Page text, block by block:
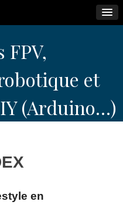
FPV,
et
(Arduino…)
en